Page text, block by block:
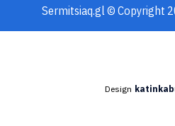
Sermitsiaq.gl © Copyright
Design